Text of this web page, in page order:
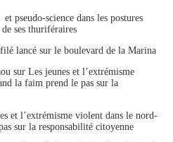
pseudo-science dans les postures
ses thuriféraires
lancé sur le boulevard de la Marina
sur Les jeunes et l’extrémisme
la faim prend le pas sur la
et l’extrémisme violent dans le nord-
sur la responsabilité citoyenne